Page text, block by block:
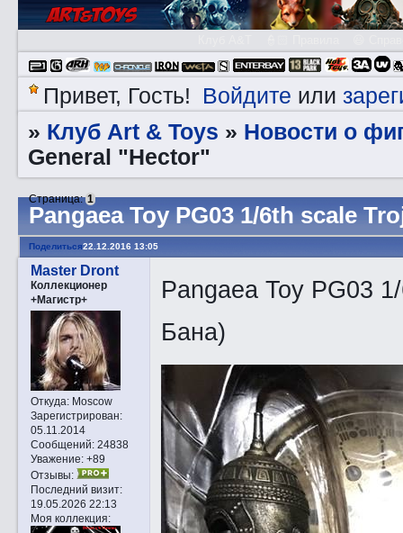
Привет, Гость! Войдите или
» Клуб Art & Toys » ­Новости о
General "Hector"
Pangaea Toy PG03 1/6th scale
Страница:1
Поделиться22.12.2016 13:05
Master Dront
Коллекционер
+Магистр+
Откуда:Moscow
Зарегистрирован:
05.11.2014
Сообщений:24838
Уважение: +89
Отзывы:
Последний визит:
19.05.2026 22:13
Моя коллекция:
Pangaea Toy PG03
Бана)